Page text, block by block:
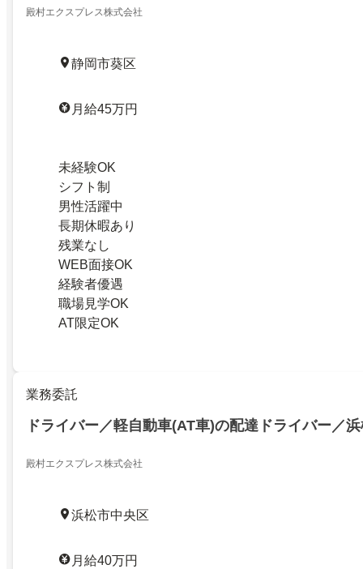
殿村エクスプレス株式会社
静岡市葵区
月給45万円
未経験OK
シフト制
男性活躍中
長期休暇あり
残業なし
WEB面接OK
経験者優遇
職場見学OK
AT限定OK
業務委託
ドライバー／軽自動車(AT車)の配達ドライバー／
殿村エクスプレス株式会社
浜松市中央区
月給40万円